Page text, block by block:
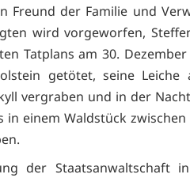
Freund der Familie und
wird vorgeworfen,
Tatplans am 30. Dezember
getötet, seine Leiche
vergraben und in der
in einem Waldstück
der Staatsanwaltschaft